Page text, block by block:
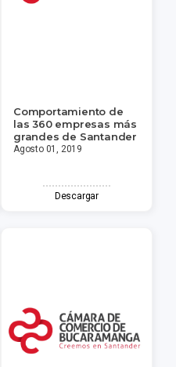
Comportamiento de
las 360 empresas más
grandes de Santander
Agosto 01, 2019
Descargar